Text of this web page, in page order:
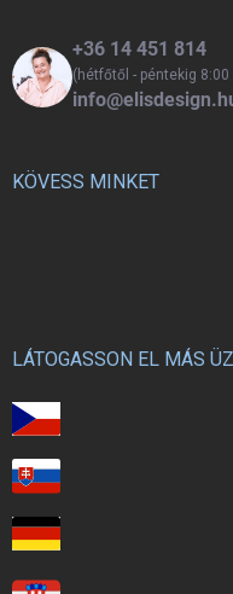
+36 14 451 814
(hétfőtől - péntekig 8:00
KÖVESS MINKET
LÁTOGASSON EL MÁS